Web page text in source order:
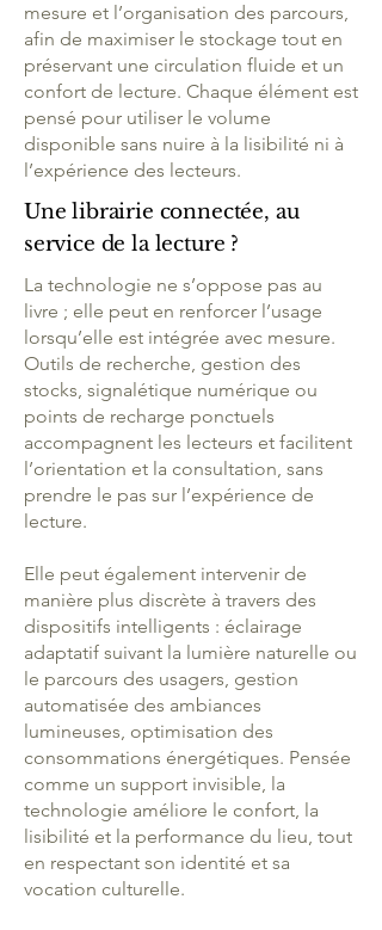
mesure et l’organisation des parcours,
afin de maximiser le stockage tout en
préservant une circulation fluide et un
confort de lecture. Chaque élément est
pensé pour utiliser le volume
disponible sans nuire à la lisibilité ni à
l’expérience des lecteurs.
Une librairie connectée, au
service de la lecture ?
La technologie ne s’oppose pas au
livre ; elle peut en renforcer l’usage
lorsqu’elle est intégrée avec mesure.
Outils de recherche, gestion des
stocks, signalétique numérique ou
points de recharge ponctuels
accompagnent les lecteurs et facilitent
l’orientation et la consultation, sans
prendre le pas sur l’expérience de
lecture.
Elle peut également intervenir de
manière plus discrète à travers des
dispositifs intelligents : éclairage
adaptatif suivant la lumière naturelle ou
le parcours des usagers, gestion
automatisée des ambiances
lumineuses, optimisation des
consommations énergétiques. Pensée
comme un support invisible, la
technologie améliore le confort, la
lisibilité et la performance du lieu, tout
en respectant son identité et sa
vocation culturelle.